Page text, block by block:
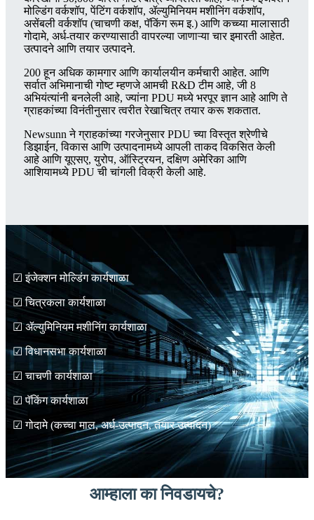
मोल्डिंग वर्कशॉप, पेंटिंग वर्कशॉप, ॲल्युमिनियम मशीनिंग वर्कशॉप,
असेंबली वर्कशॉप (चाचणी कक्ष, पॅकिंग रूम इ.) आणि कच्च्या मालासाठी
गोदामे, अर्ध-तयार करण्यासाठी वापरल्या जाणाऱ्या चार इमारती आहेत.
उत्पादने आणि तयार उत्पादने.
200 हून अधिक कामगार आणि कार्यालयीन कर्मचारी आहेत. आणि
सर्वात अभिमानाची गोष्ट म्हणजे आमची R&D टीम आहे, जी 8
अभियंत्यांनी बनलेली आहे, ज्यांना PDU मध्ये भरपूर ज्ञान आहे आणि ते
ग्राहकांच्या विनंतीनुसार त्वरीत रेखाचित्र तयार करू शकतात.
Newsunn ने ग्राहकांच्या गरजेनुसार PDU च्या विस्तृत श्रेणीचे
डिझाईन, विकास आणि उत्पादनामध्ये आपली ताकद विकसित केली
आहे आणि यूएसए, युरोप, ऑस्ट्रियन, दक्षिण अमेरिका आणि
आशियामध्ये PDU ची चांगली विक्री केली आहे.
☑ इंजेक्शन मोल्डिंग कार्यशाळा
☑ चित्रकला कार्यशाळा
☑ ॲल्युमिनियम मशीनिंग कार्यशाळा
☑ विधानसभा कार्यशाळा
☑ चाचणी कार्यशाळा
☑ पॅकिंग कार्यशाळा
☑ गोदामे (कच्चा माल, अर्ध-उत्पादन, तयार उत्पादन)
आम्हाला का निवडायचे?